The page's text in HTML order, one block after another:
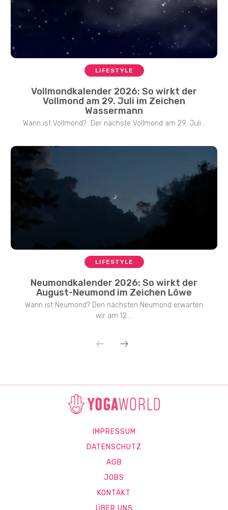
LIFESTYLE
Vollmondkalender 2026: So wirkt der
Vollmond am 29. Juli im Zeichen
Wassermann
Wann ist Vollmond? Der nächste Vollmond am 29. Juli...
LIFESTYLE
Neumondkalender 2026: So wirkt der
August-Neumond im Zeichen Löwe
Wann ist Neumond? Den nächsten Neumond erwarten
wir am 12....
IMPRESSUM
DATENSCHUTZ
AGB
JOBS
KONTAKT
ÜBER UNS